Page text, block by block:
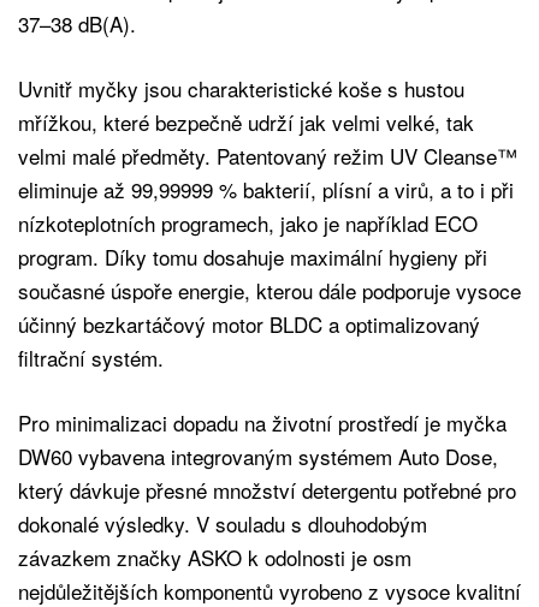
37–38 dB(A).
Uvnitř myčky jsou charakteristické koše s hustou
mřížkou, které bezpečně udrží jak velmi velké, tak
velmi malé předměty. Patentovaný režim UV Cleanse™
eliminuje až 99,99999 % bakterií, plísní a virů, a to i při
nízkoteplotních programech, jako je například ECO
program. Díky tomu dosahuje maximální hygieny při
současné úspoře energie, kterou dále podporuje vysoce
účinný bezkartáčový motor BLDC a optimalizovaný
filtrační systém.
Pro minimalizaci dopadu na životní prostředí je myčka
DW60 vybavena integrovaným systémem Auto Dose,
který dávkuje přesné množství detergentu potřebné pro
dokonalé výsledky. V souladu s dlouhodobým
závazkem značky ASKO k odolnosti je osm
nejdůležitějších komponentů vyrobeno z vysoce kvalitní